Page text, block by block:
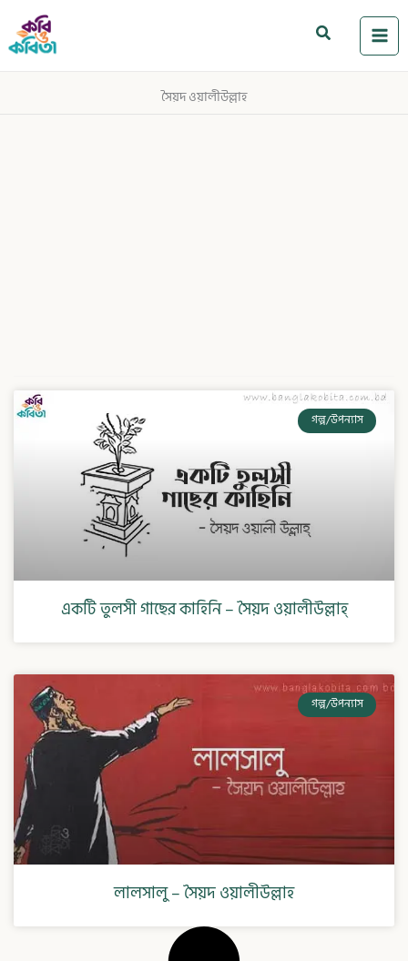
content
Search
সৈয়দ ওয়ালীউল্লাহ
গল্প/উপন্যাস
একটি তুলসী গাছের কাহিনি – সৈয়দ ওয়ালীউল্লাহ্
গল্প/উপন্যাস
লালসালু – সৈয়দ ওয়ালীউল্লাহ